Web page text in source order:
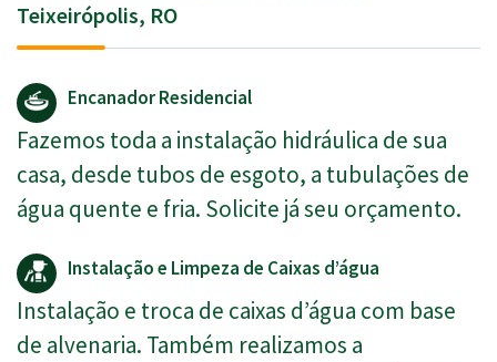
Teixeirópolis, RO
Encanador Residencial
Fazemos toda a instalação hidráulica de sua
casa, desde tubos de esgoto, a tubulações de
água quente e fria. Solicite já seu orçamento.
Instalação e Limpeza de Caixas d’água
Instalação e troca de caixas d’água com base
de alvenaria. Também realizamos a